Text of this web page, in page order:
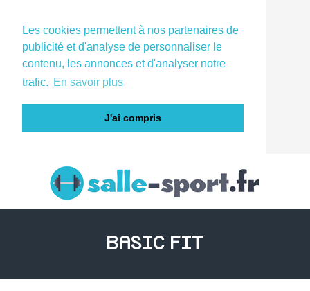
Les cookies permettent à nos partenaires de
publicité et d'analyse de personnaliser le
contenu, les annonces et d'analyser notre
trafic. En savoir plus
J'ai compris
BASIC FIT